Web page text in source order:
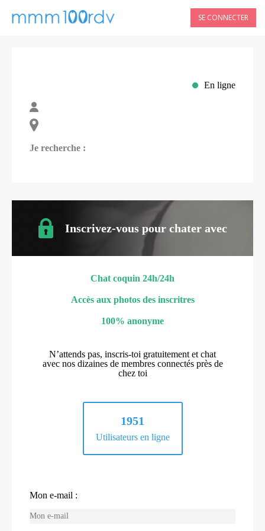
SE CONNECTER
En ligne
Je recherche :
Inscrivez-vous pour chater avec
Chat coquin 24h/24h
Accès aux photos des inscritres
100% anonyme
N’attends pas, inscris-toi gratuitement et chat
avec nos dizaines de membres connectés près de
chez toi
1951
Utilisateurs en ligne
Mon e-mail :